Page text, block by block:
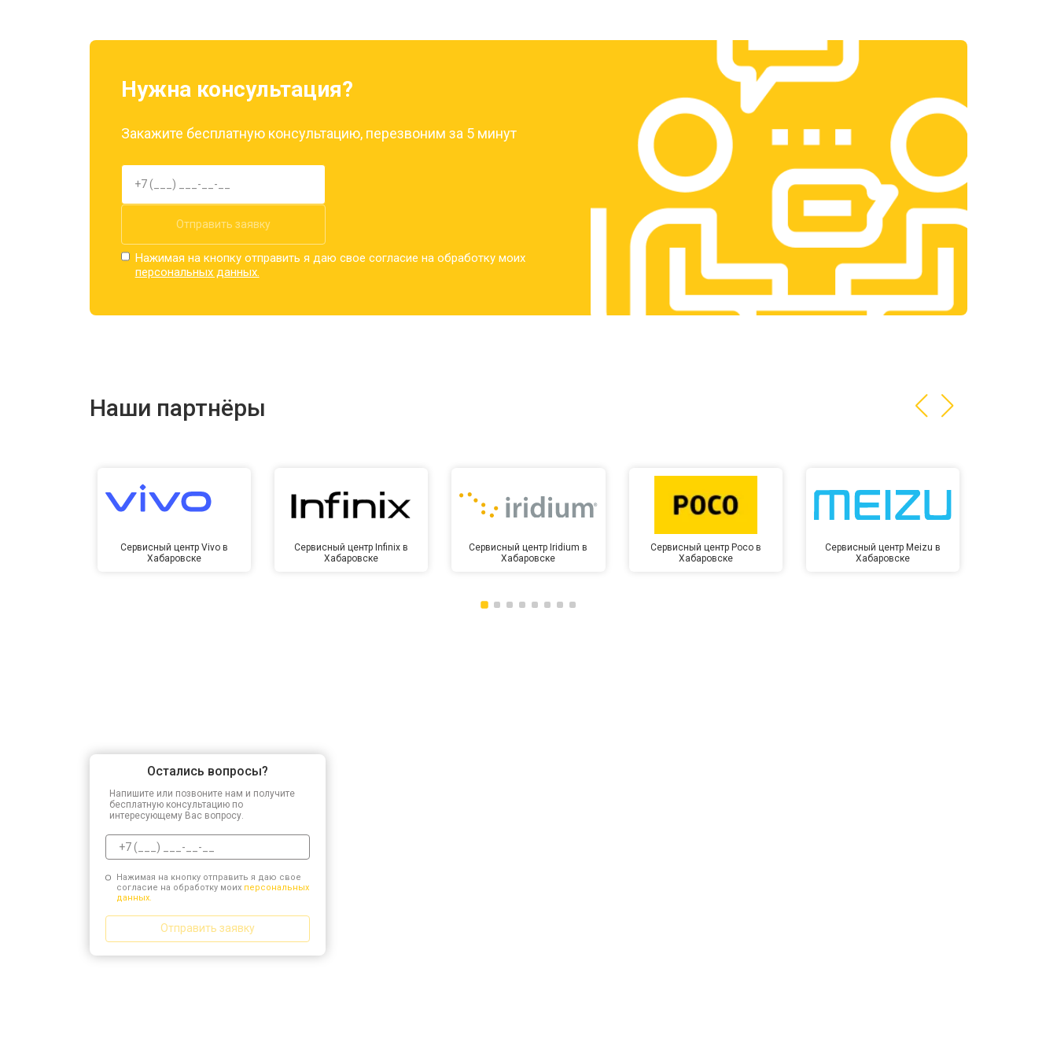
Нужна консультация?
Закажите бесплатную консультацию, перезвоним за 5 минут
Отправить заявку
Нажимая на кнопку отправить я даю свое согласие на обработку моих
персональных данных.
Наши партнёры
Сервисный центр Vivo в
Хабаровске
Сервисный центр Infinix в
Хабаровске
Сервисный центр Iridium в
Хабаровске
Сервисный центр Poco в
Хабаровске
Сервисный центр Meizu в
Хабаровске
Остались вопросы?
Напишите или позвоните нам и получите
бесплатную консультацию по
интересующему Вас вопросу.
Нажимая на кнопку отправить я даю свое
согласие на обработку моих персональных
данных.
Отправить заявку